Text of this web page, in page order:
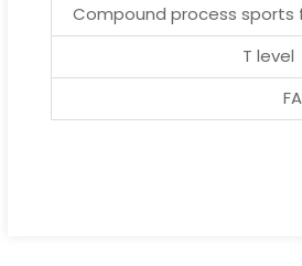
Compound process sports
T level